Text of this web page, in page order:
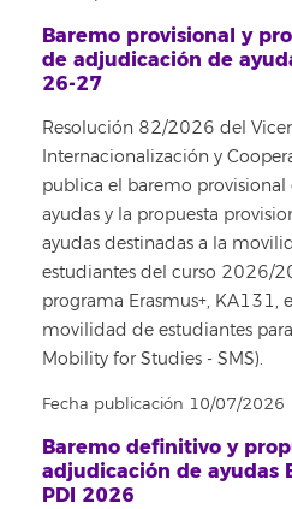
Baremo provisional y
de adjudicación de
26-27
Resolución 82/2026 del
Internacionalización y
publica el baremo
ayudas y la propuesta
ayudas destinadas a la
estudiantes del curso 2026/
programa Erasmus+, KA131,
movilidad de estudiantes
Mobility for Studies - SMS).
Fecha publicación 10/07/2026
Baremo definitivo y
adjudicación de ayudas
PDI 2026